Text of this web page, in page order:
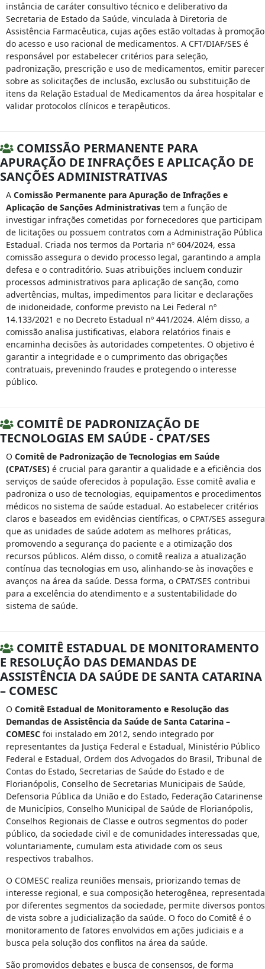
instância de caráter consultivo técnico e deliberativo da
Secretaria de Estado da Saúde, vinculada à Diretoria de
Assistência Farmacêutica, cujas ações estão voltadas à promoção
do acesso e uso racional de medicamentos. A CFT/DIAF/SES é
responsável por estabelecer critérios para seleção,
padronização, prescrição e uso de medicamentos, emitir parecer
sobre as solicitações de inclusão, exclusão ou substituição de
itens da Relação Estadual de Medicamentos da área hospitalar e
validar protocolos clínicos e terapêuticos.
COMISSÃO PERMANENTE PARA
APURAÇÃO DE INFRAÇÕES E APLICAÇÃO DE
SANÇÕES ADMINISTRATIVAS
A Comissão Permanente para Apuração de Infrações e
Aplicação de Sanções Administrativas tem a função de
investigar infrações cometidas por fornecedores que participam
de licitações ou possuem contratos com a Administração Pública
Estadual. Criada nos termos da Portaria nº 604/2024, essa
comissão assegura o devido processo legal, garantindo a ampla
defesa e o contraditório. Suas atribuições incluem conduzir
processos administrativos para aplicação de sanção, como
advertências, multas, impedimentos para licitar e declarações
de inidoneidade, conforme previsto na Lei Federal nº
14.133/2021 e no Decreto Estadual nº 441/2024. Além disso, a
comissão analisa justificativas, elabora relatórios finais e
encaminha decisões às autoridades competentes. O objetivo é
garantir a integridade e o cumprimento das obrigações
contratuais, prevenindo fraudes e protegendo o interesse
público.
COMITÊ DE PADRONIZAÇÃO DE
TECNOLOGIAS EM SAÚDE - CPAT/SES
O Comitê de Padronização de Tecnologias em Saúde
(CPAT/SES) é crucial para garantir a qualidade e a eficiência dos
serviços de saúde oferecidos à população. Esse comitê avalia e
padroniza o uso de tecnologias, equipamentos e procedimentos
médicos no sistema de saúde estadual. Ao estabelecer critérios
claros e baseados em evidências científicas, o CPAT/SES assegura
que as unidades de saúde adotem as melhores práticas,
promovendo a segurança do paciente e a otimização dos
recursos públicos. Além disso, o comitê realiza a atualização
contínua das tecnologias em uso, alinhando-se às inovações e
avanços na área da saúde. Dessa forma, o CPAT/SES contribui
para a excelência do atendimento e a sustentabilidade do
sistema de saúde.
COMITÊ ESTADUAL DE MONITORAMENTO
E RESOLUÇÃO DAS DEMANDAS DE
ASSISTÊNCIA DA SAÚDE DE SANTA CATARINA
– COMESC
O Comitê Estadual de Monitoramento e Resolução das
Demandas de Assistência da Saúde de Santa Catarina –
COMESC foi instalado em 2012, sendo integrado por
representantes da Justiça Federal e Estadual, Ministério Público
Federal e Estadual, Ordem dos Advogados do Brasil, Tribunal de
Contas do Estado, Secretarias de Saúde do Estado e de
Florianópolis, Conselho de Secretarias Municipais de Saúde,
Defensoria Pública da União e do Estado, Federação Catarinense
de Municípios, Conselho Municipal de Saúde de Florianópolis,
Conselhos Regionais de Classe e outros segmentos do poder
público, da sociedade civil e de comunidades interessadas que,
voluntariamente, cumulam esta atividade com os seus
respectivos trabalhos.
O COMESC realiza reuniões mensais, priorizando temas de
interesse regional, e sua composição heterogênea, representada
por diferentes segmentos da sociedade, permite diversos pontos
de vista sobre a judicialização da saúde. O foco do Comitê é o
monitoramento de fatores envolvidos em ações judiciais e a
busca pela solução dos conflitos na área da saúde.
São promovidos debates e busca de consensos, de forma